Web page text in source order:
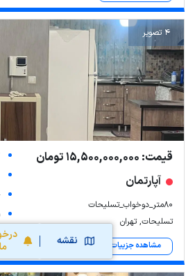
نقشه
4 تصویر
قیمت: 15,500,000,000 تومان
آپارتمان
80متر_دوخواب_تسلیحات
تسلیحات, تهران
مشاهده جزییات